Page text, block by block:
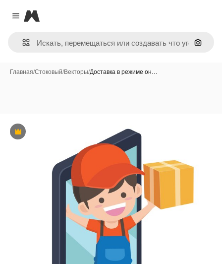
Close menu
Magnific
Поиск
Главная/Стоковый/Векторы/Доставка в режиме он…
Премиум